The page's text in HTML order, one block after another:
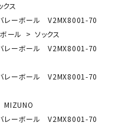
ス
レーボール V2MX8001-70
ール
ソックス
レーボール V2MX8001-70
レーボール V2MX8001-70
MIZUNO
レーボール V2MX8001-70